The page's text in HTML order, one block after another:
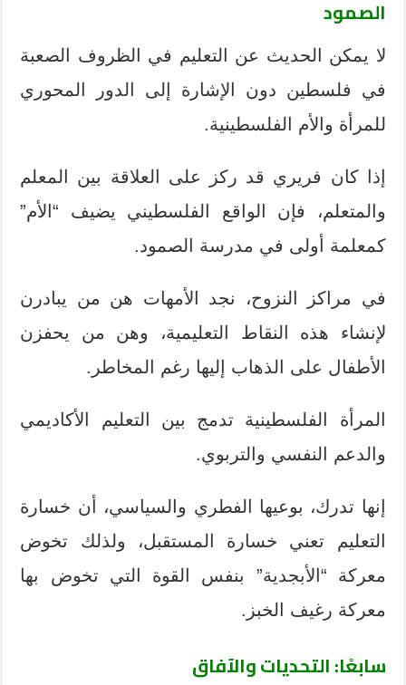
الصمود
لا يمكن الحديث عن التعليم في الظروف الصعبة
في فلسطين دون الإشارة إلى الدور المحوري
للمرأة والأم الفلسطينية.
إذا كان فريري قد ركز على العلاقة بين المعلم
والمتعلم، فإن الواقع الفلسطيني يضيف “الأم”
كمعلمة أولى في مدرسة الصمود.
في مراكز النزوح، نجد الأمهات هن من يبادرن
لإنشاء هذه النقاط التعليمية، وهن من يحفزن
الأطفال على الذهاب إليها رغم المخاطر.
المرأة الفلسطينية تدمج بين التعليم الأكاديمي
والدعم النفسي والتربوي.
إنها تدرك، بوعيها الفطري والسياسي، أن خسارة
التعليم تعني خسارة المستقبل، ولذلك تخوض
معركة “الأبجدية” بنفس القوة التي تخوض بها
معركة رغيف الخبز.
سابعًا: التحديات والآفاق